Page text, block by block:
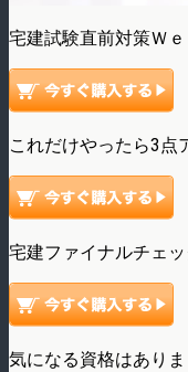
宅建試験直前対策Ｗ
これだけやったら3
宅建ファイナルチェ
気になる資格はありま